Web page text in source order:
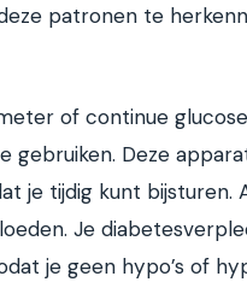
patronen te
of continue
gebruiken. Deze
je tijdig kunt bijsturen.
Je
je geen hypo’s of